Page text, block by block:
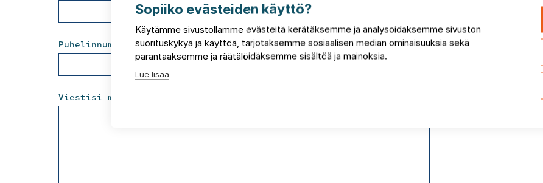
Puhelinnumero
Viestisi meille
Sopiiko evästeiden käyttö?
Käytämme sivustollamme evästeitä kerätäksemme ja analysoidaksemme sivuston
suorituskykyä ja käyttöä, tarjotaksemme sosiaalisen median ominaisuuksia sekä
parantaaksemme ja räätälöidäksemme sisältöä ja mainoksia.
Lue lisää